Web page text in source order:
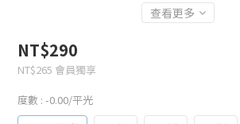
查看更多
NT$290
NT$265 會員獨享
度數 : -0.00/平光